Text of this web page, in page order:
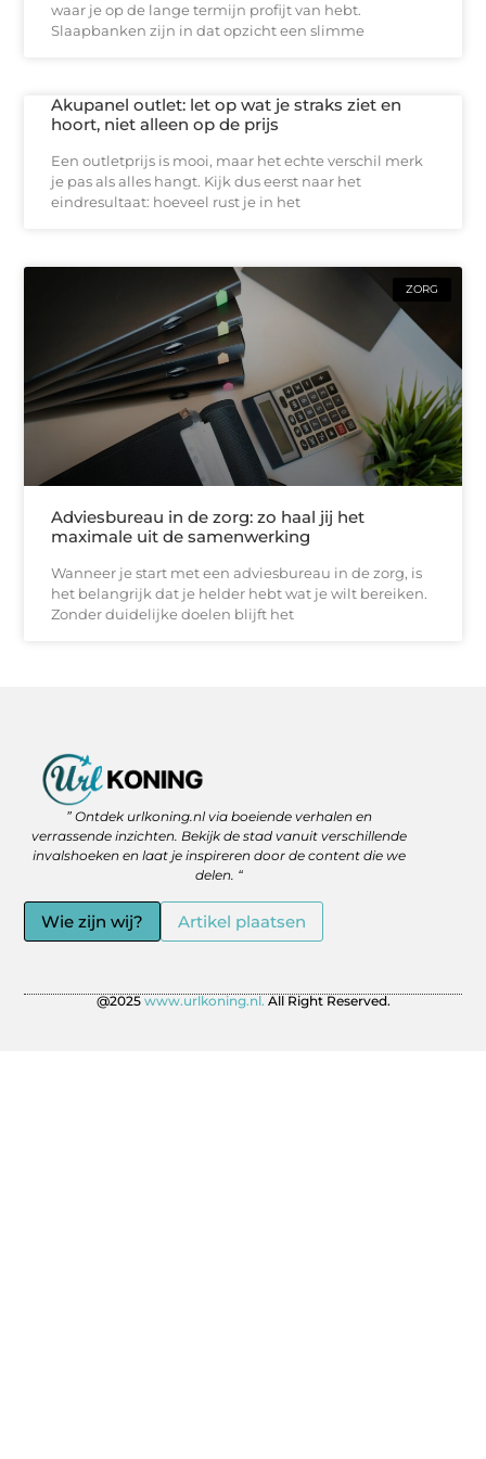
waar je op de lange termijn profijt van hebt.
Slaapbanken zijn in dat opzicht een slimme
Akupanel outlet: let op wat je straks ziet en
hoort, niet alleen op de prijs
Een outletprijs is mooi, maar het echte verschil merk
je pas als alles hangt. Kijk dus eerst naar het
eindresultaat: hoeveel rust je in het
ZORG
Adviesbureau in de zorg: zo haal jij het
maximale uit de samenwerking
Wanneer je start met een adviesbureau in de zorg, is
het belangrijk dat je helder hebt wat je wilt bereiken.
Zonder duidelijke doelen blijft het
” Ontdek urlkoning.nl via boeiende verhalen en
verrassende inzichten. Bekijk de stad vanuit verschillende
invalshoeken en laat je inspireren door de content die we
delen. “
Wie zijn wij? Artikel plaatsen
@2025 www.urlkoning.nl. All Right Reserved.